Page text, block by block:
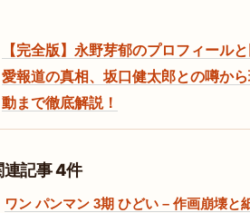
【完全版】永野芽郁のプロフィール
愛報道の真相、坂口健太郎との噂か
動まで徹底解説！
連記事 4件
ワン パンマン 3期 ひどい – 作画崩壊と